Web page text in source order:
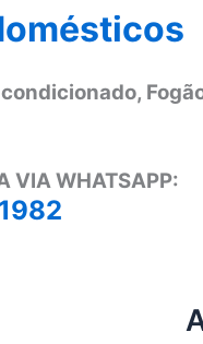
VIA WHATSAPP: